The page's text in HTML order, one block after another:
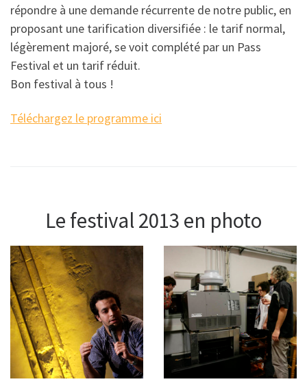
répondre à une demande récurrente de notre public, en
proposant une tarification diversifiée : le tarif normal,
légèrement majoré, se voit complété par un Pass
Festival et un tarif réduit.
Bon festival à tous !
Téléchargez le programme ici
Le festival 2013 en photo